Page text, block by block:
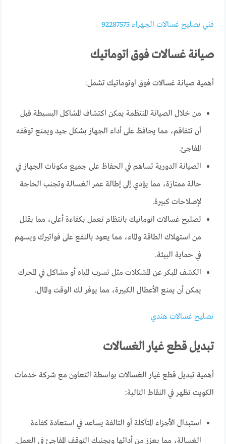
فني تصليح غسالات الجهراء 92287575
صيانة غسالات فوق اتوماتيك
أهمية صيانة غسالات فوق اوتوماتيك تشمل:
من خلال الصيانة المنتظمة يمكن اكتشاف المشاكل البسيطة قبل
أن تتفاقم، مما يحافظ على أداء الجهاز بشكل جيد ويمنع توقفه
المفاجئ.
الصيانة الدورية تساهم في الحفاظ على جميع مكونات الجهاز في
حالة ممتازة، مما يؤدي إلى إطالة عمر الغسالة وتجنب الحاجة
لإصلاحات كبيرة.
تصليح غسالات اتوماتيك بانتظام تعمل بكفاءة أعلى، مما يقلل
من استهلاك الطاقة والماء، مما يعود بالنفع على فواتيرك ويسهم
في حماية البيئة.
الكشف المبكر عن المشكلات مثل تسرب المياه أو مشاكل في المحرك
يمكن أن يمنع الأعطال الكبيرة، مما يوفر لك الوقت والمال.
تصليح غسالات هندي
تبديل قطع غيار الغسالات
أهمية تبديل قطع غيار الغسالات بواسطة التعاون مع شركة خدمات
الكويت تظهر في النقاط التالية:
استبدال الأجزاء المتآكلة أو التالفة يساعد في استعادة كفاءة
الغسالة، مما يعزز من أدائها ويجنبك التوقف المفاجئ في العمل.